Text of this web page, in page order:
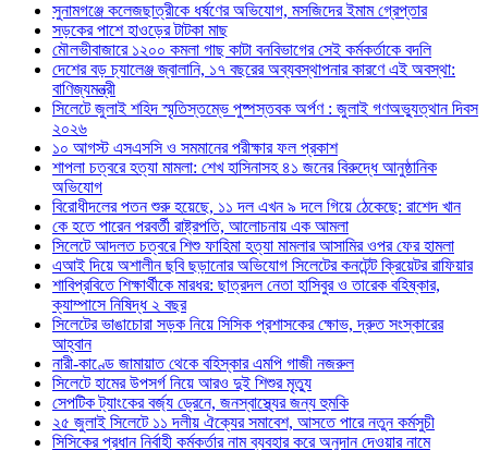
সুনামগঞ্জে কলেজছাত্রীকে ধর্ষণের অভিযোগ, মসজিদের ইমাম গ্রেপ্তার
সড়কের পাশে হাওড়ের টাটকা মাছ
মৌলভীবাজারে ১২০০ কমলা গাছ কাটা বনবিভাগের সেই কর্মকর্তাকে বদলি
দেশের বড় চ্যালেঞ্জ জ্বালানি, ১৭ বছরের অব্যবস্থাপনার কারণে এই অবস্থা:
বাণিজ্যমন্ত্রী
সিলেটে জুলাই শহিদ স্মৃতিস্তম্ভে পুষ্পস্তবক অর্পণ : জুলাই গণঅভ্যুত্থান দিবস
২০২৬
১০ আগস্ট এসএসসি ও সমমানের পরীক্ষার ফল প্রকাশ
শাপলা চত্বরে হত্যা মামলা: শেখ হাসিনাসহ ৪১ জনের বিরুদ্ধে আনুষ্ঠানিক
অভিযোগ
বিরোধীদলের পতন শুরু হয়েছে, ১১ দল এখন ৯ দলে গিয়ে ঠেকেছে: রাশেদ খান
কে হতে পারেন পরবর্তী রাষ্ট্রপতি, আলোচনায় এক আমলা
সিলেটে আদলত চত্বরে শিশু ফাহিমা হত্যা মামলার আসামির ওপর ফের হামলা
এআই দিয়ে অশালীন ছবি ছড়ানোর অভিযোগ সিলেটের কনটেন্ট ক্রিয়েটর রাফিয়ার
শাবিপ্রবিতে শিক্ষার্থীকে মারধর: ছাত্রদল নেতা হাসিবুর ও তারেক বহিষ্কার,
ক্যাম্পাসে নিষিদ্ধ ২ বছর
সিলেটের ভাঙাচোরা সড়ক নিয়ে সিসিক প্রশাসকের ক্ষোভ, দ্রুত সংস্কারের
আহ্বান
নারী-কাণ্ডে জামায়াত থেকে বহিস্কার এমপি গাজী নজরুল
সিলেটে হামের উপসর্গ নিয়ে আরও দুই শিশুর মৃত্যু
সেপটিক ট্যাংকের বর্জ্য ড্রেনে, জনস্বাস্থ্যের জন্য হুমকি
২৫ জুলাই সিলেটে ১১ দলীয় ঐক্যের সমাবেশ, আসতে পারে নতুন কর্মসুচী
সিসিকের প্রধান নির্বাহী কর্মকর্তার নাম ব্যবহার করে অনুদান দেওয়ার নামে